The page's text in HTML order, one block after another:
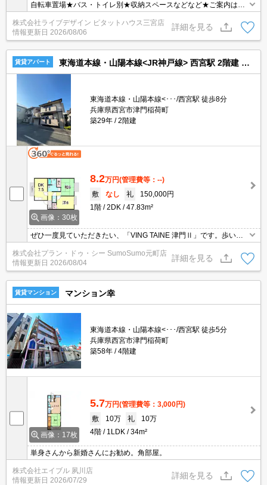
自転車置場★バス・トイレ別★収納スペースなどなど★ご案内は
【現地】【最寄り駅】お待ち合わせＯＫ♪オンライン内見ＯＫ♪イン
ターネット掲載物件まとめてご案内可能！初期費用はクレジット分
割払いＯＫ♪【ピタットハウスJR尼崎駅南口店】
株式会社ライブデザイン ピタットハウス三宮店
情報更新日 2026/08/06
詳細を見る
賃貸アパート 東海道本線・山陽本線<JR神戸線> 西宮駅 2階建 築29年
東海道本線・山陽本線<･･･/西宮駅 徒歩8分
兵庫県西宮市津門稲荷町
築29年
2階建
画像：30枚
8.2万円(管理費等：--)
敷
なし 礼
150,000円
1階
2DK 47.83m²
ぜひ一度見ていただきたい、「VING TAINE 津門Ⅱ」です。歩いて
徒歩5分の場所にサンディ 今津店があるのもポイント。
株式会社プラン・ドゥ・シー SumoSumo元町店
情報更新日 2026/08/04
詳細を見る
賃貸マンション マンション幸
東海道本線・山陽本線<･･･/西宮駅 徒歩5分
兵庫県西宮市津門稲荷町
築58年
4階建
画像：17枚
5.7万円(管理費等：3,000円)
敷
10万 礼
10万
4階
1LDK 34m²
単身さんから新婚さんにお勧め。角部屋。
株式会社エイブル 夙川店
情報更新日 2026/07/29
詳細を見る